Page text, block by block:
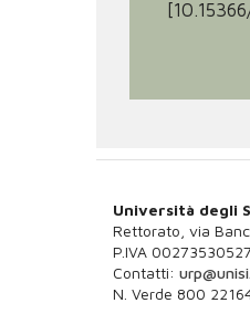
Università degli
Rettorato, via
P.IVA
Contatti:
N. Verde 800